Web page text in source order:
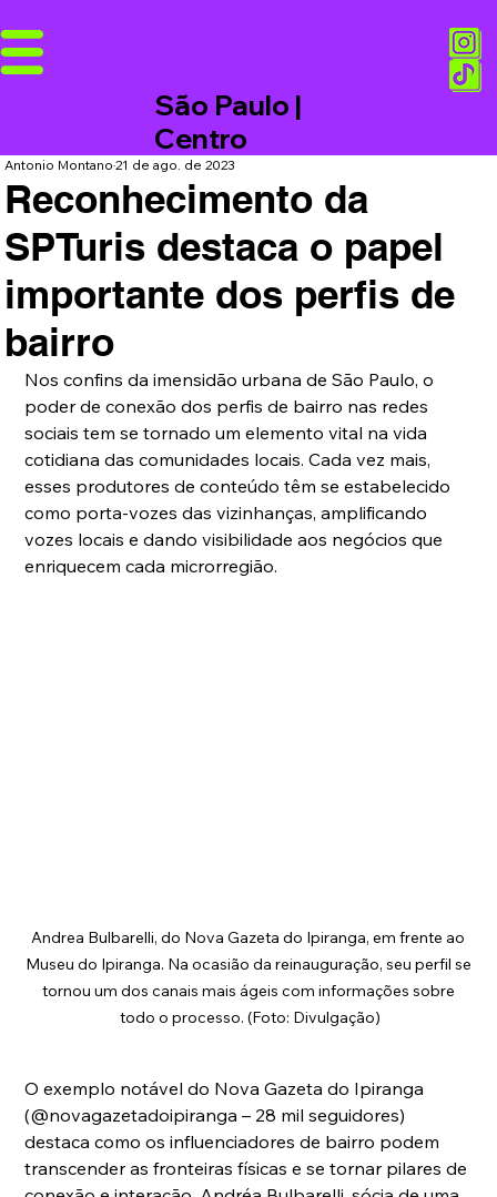
São Paulo |
Centro
Reconhecimento da
SPTuris destaca o papel
importante dos perfis de
bairro
Antonio Montano21 de ago. de 2023
Nos confins da imensidão urbana de São Paulo, o
poder de conexão dos perfis de bairro nas redes
sociais tem se tornado um elemento vital na vida
cotidiana das comunidades locais. Cada vez mais,
esses produtores de conteúdo têm se estabelecido
como porta-vozes das vizinhanças, amplificando
vozes locais e dando visibilidade aos negócios que
enriquecem cada microrregião.
Andrea Bulbarelli, do Nova Gazeta do Ipiranga, em frente ao
Museu do Ipiranga. Na ocasião da reinauguração, seu perfil se
tornou um dos canais mais ágeis com informações sobre
todo o processo. (Foto: Divulgação)
O exemplo notável do Nova Gazeta do Ipiranga
(@novagazetadoipiranga – 28 mil seguidores)
destaca como os influenciadores de bairro podem
transcender as fronteiras físicas e se tornar pilares de